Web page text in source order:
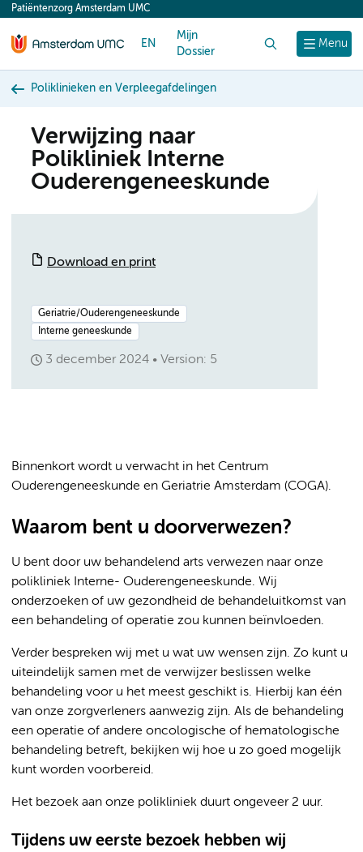
content
Menu
Patiëntenzorg Amsterdam UMC
EN
Mijn
Dossier
Poliklinieken en Verpleegafdelingen
Verwijzing naar
Polikliniek Interne
Ouderengeneeskunde
Download en print
Geriatrie/Ouderengeneeskunde
Interne geneeskunde
3 december 2024 Version: 5
Binnenkort wordt u verwacht in het Centrum
Ouderengeneeskunde en Geriatrie Amsterdam (COGA).
Waarom bent u doorverwezen?
U bent door uw behandelend arts verwezen naar onze
polikliniek Interne- Ouderengeneeskunde. Wij
onderzoeken of uw gezondheid de behandeluitkomst van
een behandeling of operatie zou kunnen beïnvloeden.
Verder bespreken wij met u wat uw wensen zijn. Zo kunt u
uiteindelijk samen met de verwijzer beslissen welke
behandeling voor u het meest geschikt is. Hierbij kan één
van onze zorgverleners aanwezig zijn. Als de behandeling
een operatie of andere oncologische of hematologische
behandeling betreft, bekijken wij hoe u zo goed mogelijk
kunt worden voorbereid.
Het bezoek aan onze polikliniek duurt ongeveer 2 uur.
Tijdens uw eerste bezoek hebben wij